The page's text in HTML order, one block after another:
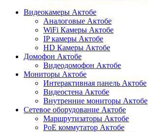
Видеокамеры Актобе
Аналоговые Актобе
WiFi Камеры Актобе
IP камеры Актобе
HD Камеры Актобе
Домофон Актобе
Видеодомофон Актобе
Мониторы Актобе
Интерактивная панель Актобе
Видеостена Актобе
Внутренние мониторы Актобе
Сетевое оборудование Актобе
Маршрутизаторы Актобе
PoE коммутатор Актобе